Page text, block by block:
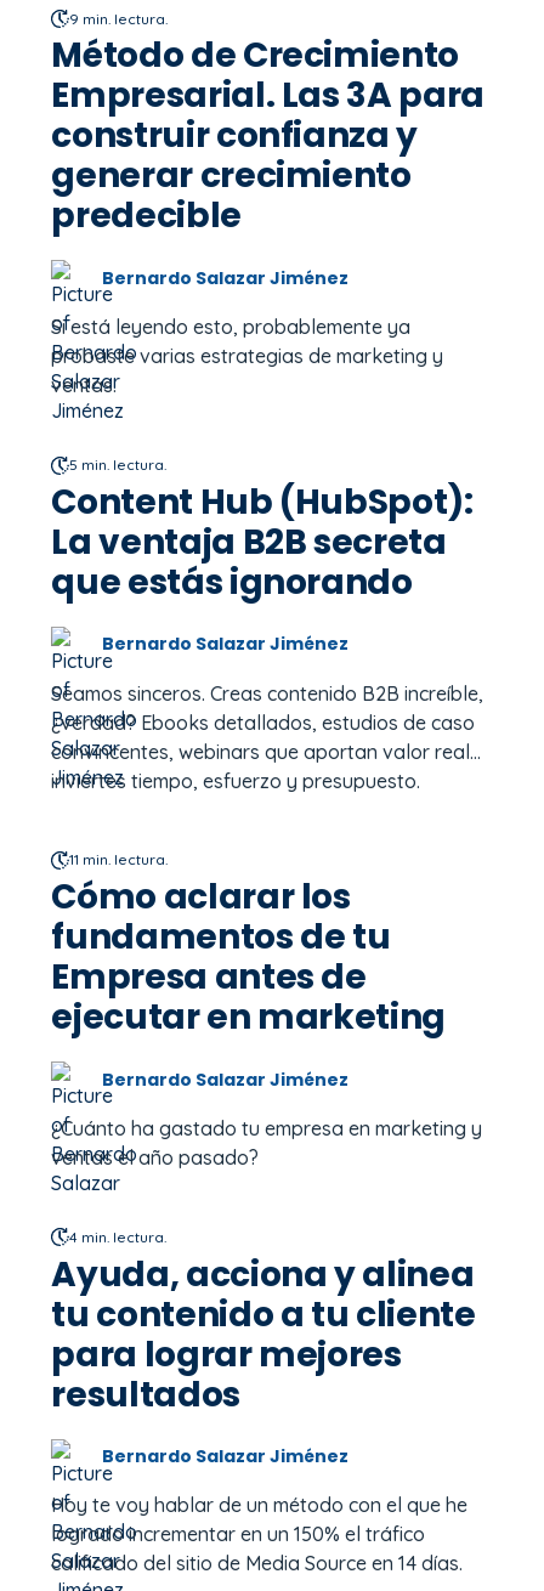
9 min. lectura.
Método de Crecimiento
Empresarial. Las 3A para
construir confianza y
generar crecimiento
predecible
Bernardo Salazar Jiménez
Si está leyendo esto, probablemente ya
probaste varias estrategias de marketing y
ventas.
5 min. lectura.
Content Hub (HubSpot):
La ventaja B2B secreta
que estás ignorando
Bernardo Salazar Jiménez
Seamos sinceros. Creas contenido B2B increíble,
¿verdad? Ebooks detallados, estudios de caso
convincentes, webinars que aportan valor real...
inviertes tiempo, esfuerzo y presupuesto.
11 min. lectura.
Cómo aclarar los
fundamentos de tu
Empresa antes de
ejecutar en marketing
Bernardo Salazar Jiménez
¿Cuánto ha gastado tu empresa en marketing y
ventas el año pasado?
4 min. lectura.
Ayuda, acciona y alinea
tu contenido a tu cliente
para lograr mejores
resultados
Bernardo Salazar Jiménez
Hoy te voy hablar de un método con el que he
logrado incrementar en un 150% el tráfico
calificado del sitio de Media Source en 14 días.